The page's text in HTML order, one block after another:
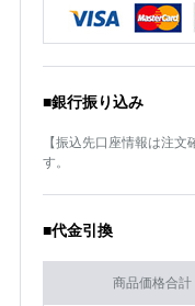
■銀行振り込み
【振込先口座情報は注
す。
■代金引換
商品価格合計